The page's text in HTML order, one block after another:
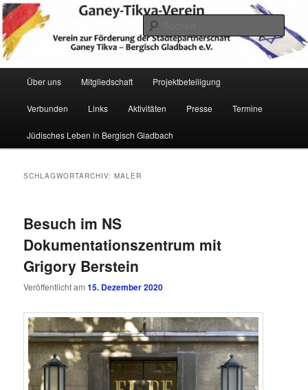
Zum
primären
Inhalt
springen
Zum
sekundären
Inhalt
springen
Ganey Tikva Verein Bergisch
Gladbach
Verein zur Förderung der Städtepartnerschaft Ganey Tikva – Bergisch
Gladbach e. V.
Hauptmenü
Über uns Mitgliedschaft Projektbeteiligung
Verbunden Links Aktivitäten Presse Termine
Jüdisches Leben in Bergisch Gladbach
SCHLAGWORTARCHIV:MALER
Besuch im NS
Dokumentationszentrum mit
Grigory Berstein
Veröffentlicht am15. Dezember 2020